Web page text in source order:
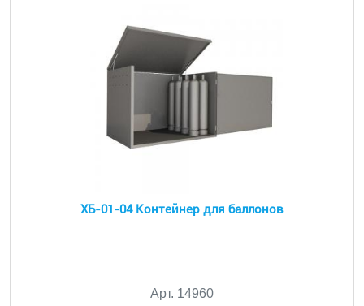
ХБ-01-04 Контейнер для баллонов
Арт. 14960